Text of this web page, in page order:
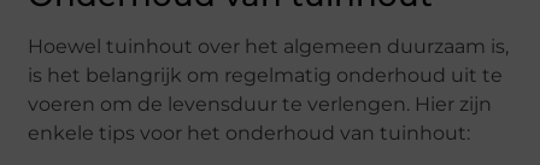
Hoewel tuinhout over het algemeen duurzaam is,
is het belangrijk om regelmatig onderhoud uit te
voeren om de levensduur te verlengen. Hier zijn
enkele tips voor het onderhoud van tuinhout: